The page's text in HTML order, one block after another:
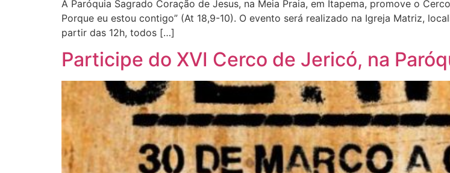
A Paróquia Sagrado Coração de Jesus, na Meia Praia, em Itapema, promove o
Porque eu estou contigo” (At 18,9-10). O evento será realizado na Igreja Matriz,
partir das 12h, todos […]
Participe do XVI Cerco de Jericó, na